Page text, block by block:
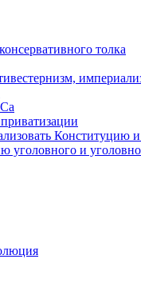
толка
Конституцию
и